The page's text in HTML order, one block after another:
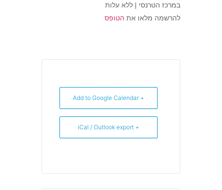
במרכז הטרנסי | ללא עלות
להרשמה מלאו את הטופס
+ Add to Google Calendar
+ iCal / Outlook export